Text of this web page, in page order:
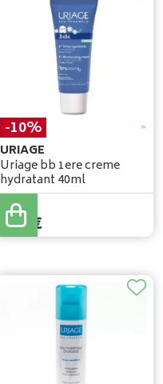
-10%
URIAGE
Uriage bb 1ere creme
hydratant 40ml
10,30
9,27 €